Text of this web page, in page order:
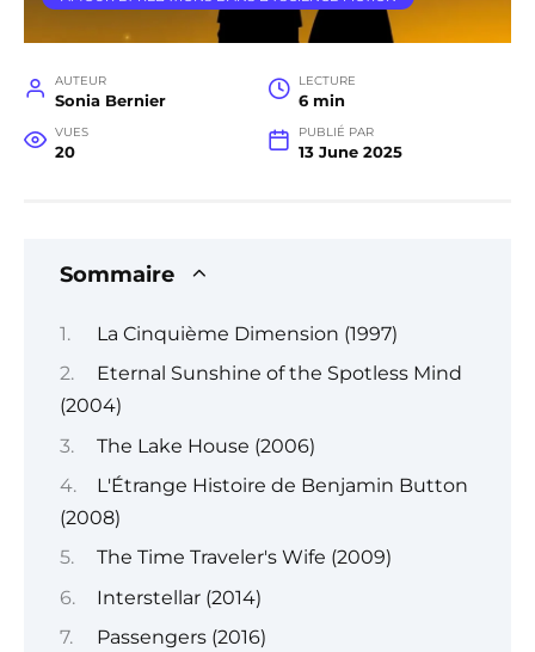
AUTEUR
Sonia Bernier
LECTURE
6 min
VUES
20
PUBLIÉ PAR
13 June 2025
Sommaire
La Cinquième Dimension (1997)
Eternal Sunshine of the Spotless Mind
(2004)
The Lake House (2006)
L'Étrange Histoire de Benjamin Button
(2008)
The Time Traveler's Wife (2009)
Interstellar (2014)
Passengers (2016)